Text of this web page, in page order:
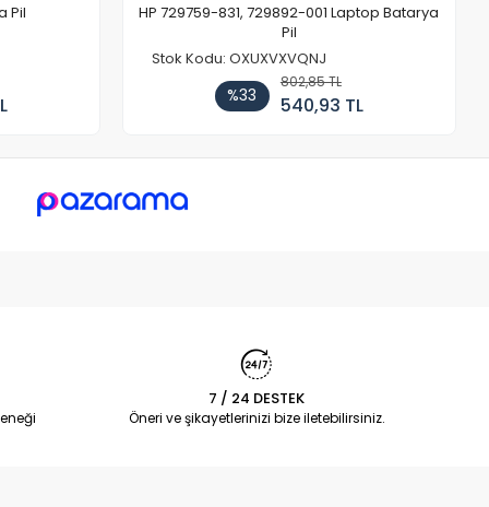
Pil
HP 729759-831, 729892-001 Laptop Batarya
Pil
Stok Kodu: OXUXVXVQNJ
%33
802,85 TL
540,93 TL
7 / 24 DESTEK
Öneri ve şikayetlerinizi bize iletebilirsiniz.